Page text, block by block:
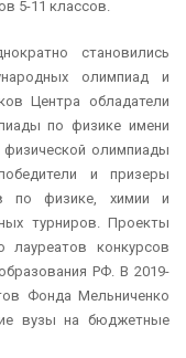
5-11 классов.
становились
олимпиад и
Центра обладатели
по физике имени
физической олимпиады
и призеры
по физике, химии и
турниров. Проекты
конкурсов
РФ. В 2019-
Фонда Мельниченко
вузы на бюджетные